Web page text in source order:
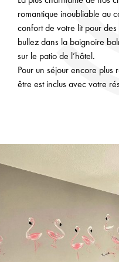
romantique inoubliable au
confort de votre lit pour
bullez dans la baignoire
sur le patio de l’hôtel.
Pour un séjour encore plus
être est inclus avec votre